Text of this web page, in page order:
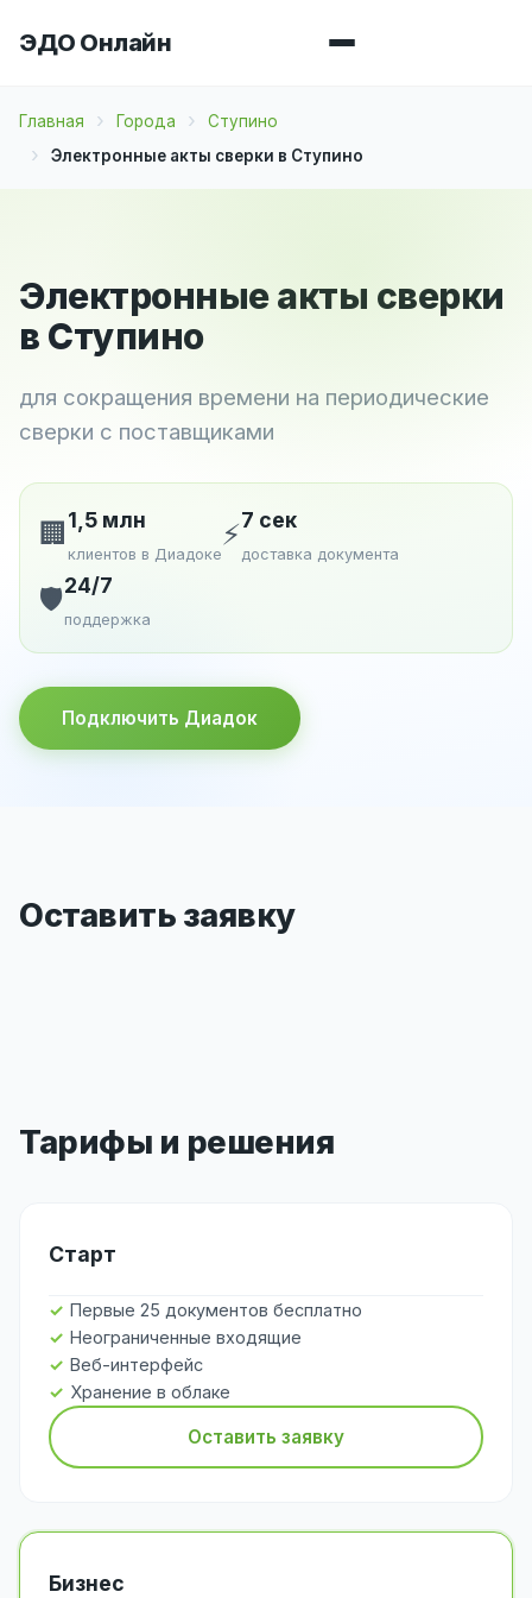
ЭДО Онлайн
Главная Города
Ступино
Электронные акты сверки в Ступино
Электронные акты сверки
в Ступино
для сокращения времени на периодические
сверки с поставщиками
🏢 1,5 млн
клиентов в Диадоке
⚡7 сек
доставка документа
🛡️24/7
поддержка
Подключить Диадок
Оставить заявку
Тарифы и решения
Старт
Первые 25 документов бесплатно
Неограниченные входящие
Веб-интерфейс
Хранение в облаке
Оставить заявку
Бизнес